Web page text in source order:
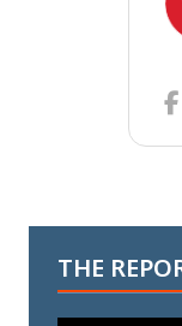
THE